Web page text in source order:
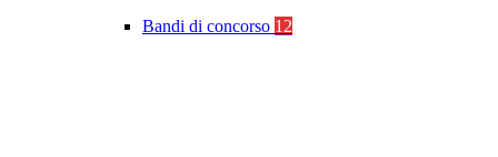
Bandi di concorso 12